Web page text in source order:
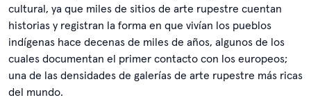
cultural, ya que miles de sitios de arte rupestre cuentan
historias y registran la forma en que vivían los pueblos
indígenas hace decenas de miles de años, algunos de los
cuales documentan el primer contacto con los europeos;
una de las densidades de galerías de arte rupestre más ricas
del mundo.